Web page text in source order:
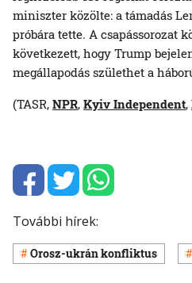
miniszter közölte: a támadás
próbára tette. A csapássorozat
következett, hogy Trump
megállapodás születhet a
(TASR, NPR, Kyiv Independent,
További hírek:
Orosz-ukrán konfliktus